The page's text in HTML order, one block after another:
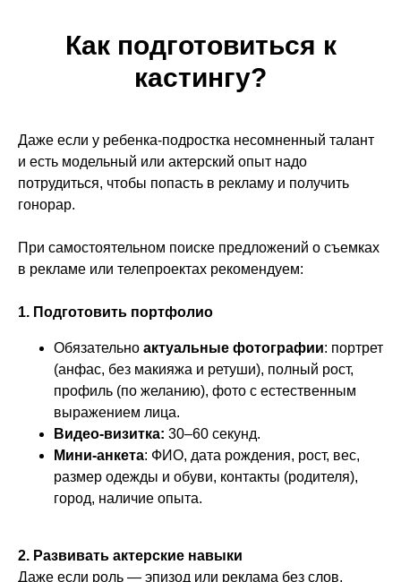
Как подготовиться к
кастингу?
Даже если у ребенка-подростка несомненный талант
и есть модельный или актерский опыт надо
потрудиться, чтобы попасть в рекламу и получить
гонорар.
При самостоятельном поиске предложений о съемках
в рекламе или телепроектах рекомендуем:
1. Подготовить портфолио
Обязательно актуальные фотографии: портрет
(анфас, без макияжа и ретуши), полный рост,
профиль (по желанию), фото с естественным
выражением лица.
Видео-визитка: 30–60 секунд.
Мини-анкета: ФИО, дата рождения, рост, вес,
размер одежды и обуви, контакты (родителя),
город, наличие опыта.
2. Развивать актерские навыки
Даже если роль — эпизод или реклама без слов,